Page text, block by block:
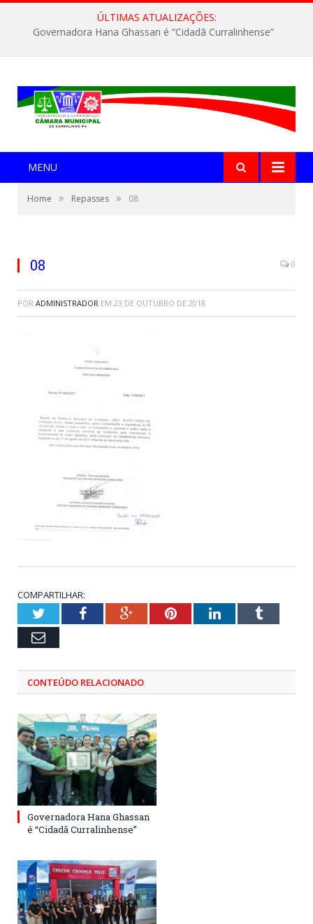
ÚLTIMAS ATUALIZAÇÕES:
Governadora Hana Ghassan é “Cidadã Curralinhense”
MENU
Home » Repasses » 08
08 0
POR ADMINISTRADOR EM 23 DE OUTUBRO DE 2018
COMPARTILHAR:
TwitterFacebookGoogle+PinterestLinkedInTumblr
Email
CONTEÚDO RELACIONADO
Governadora Hana Ghassan
é “Cidadã Curralinhense”